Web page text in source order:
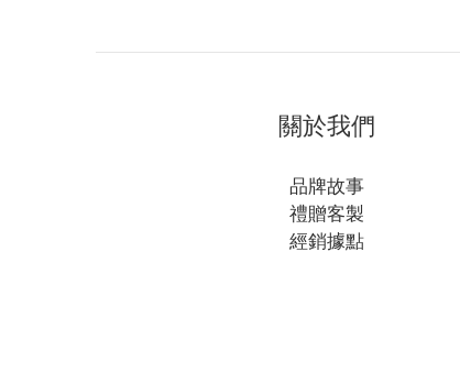
關於我們
品牌故事
禮贈客製
經銷據點